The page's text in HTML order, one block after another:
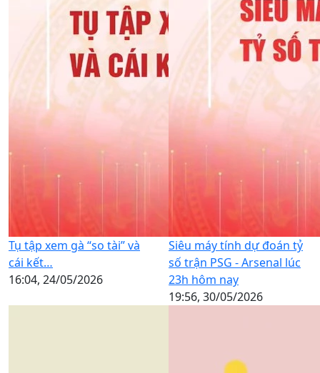
Tụ tập xem gà “so tài” và
cái kết…
16:04, 24/05/2026
Siêu máy tính dự đoán tỷ
số trận PSG - Arsenal lúc
23h hôm nay
19:56, 30/05/2026